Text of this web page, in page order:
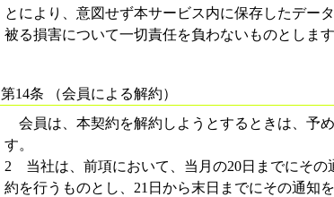
とにより、意図せず本サービス内に保存したデー
被る損害について一切責任を負わないものとします
第14条 （会員による解約）
会員は、本契約を解約しようとするときは、予
す。
2 当社は、前項において、当月の20日までにその
約を行うものとし、21日から末日までにその通知